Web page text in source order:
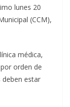
lunes 20
(CCM),
médica,
orden de
deben estar